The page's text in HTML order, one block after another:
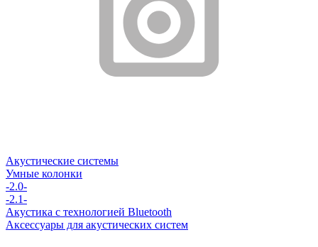
Акустические системы
Умные колонки
-2.0-
-2.1-
Акустика с технологией Bluetooth
Аксессуары для акустических систем